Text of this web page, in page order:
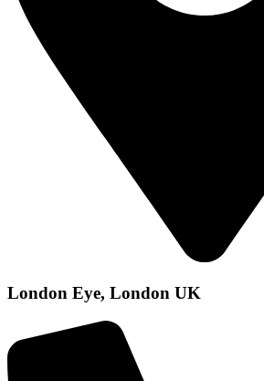
London Eye, London UK